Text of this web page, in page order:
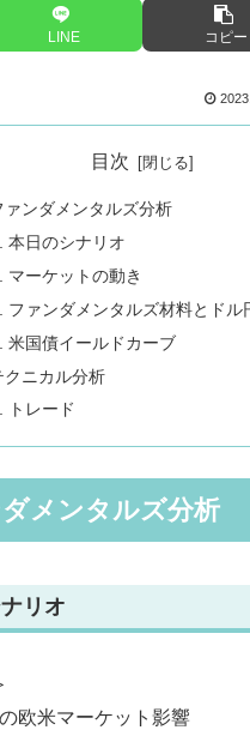
LINE コピー
目次
ァンダメンタルズ分析
本日のシナリオ
マーケットの動き
ファンダメンタルズ材料とドル
米国債イールドカーブ
クニカル分析
トレード
メンタルズ分析
リオ
欧米マーケット影響